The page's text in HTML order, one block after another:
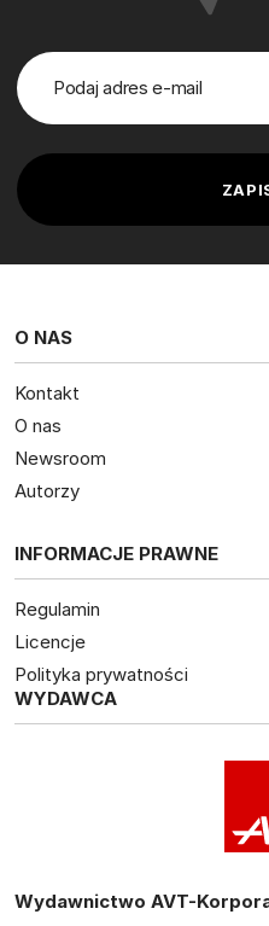
O NAS
Kontakt
O nas
Newsroom
Autorzy
INFORMACJE PRAWNE
Regulamin
Licencje
Polityka prywatności
WYDAWCA
Wydawnictwo AVT-